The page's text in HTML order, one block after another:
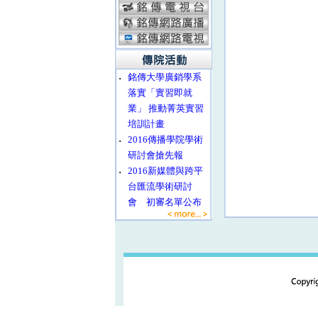
‧
銘傳大學廣銷學系
落實「實習即就
業」 推動菁英實習
培訓計畫
‧
2016傳播學院學術
研討會搶先報
‧
2016新媒體與跨平
台匯流學術研討
會 初審名單公布